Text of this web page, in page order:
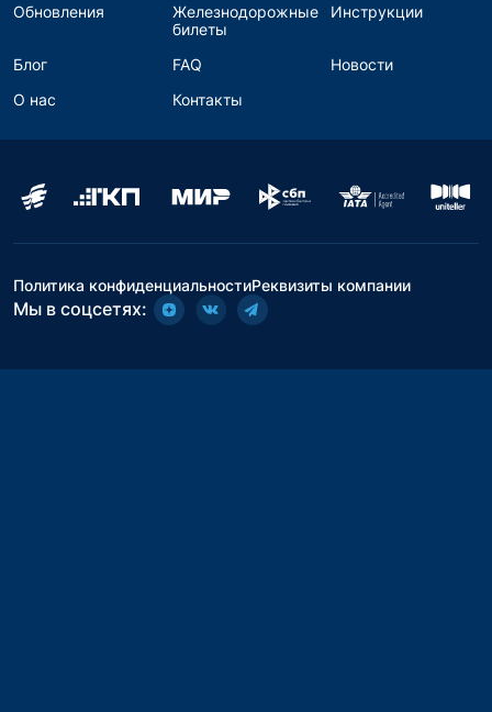
Обновления
Железнодорожные
билеты
Инструкции
Блог FAQ
Новости
О нас
Контакты
Политика конфиденциальностиРеквизиты компании
Мы в соцсетях: